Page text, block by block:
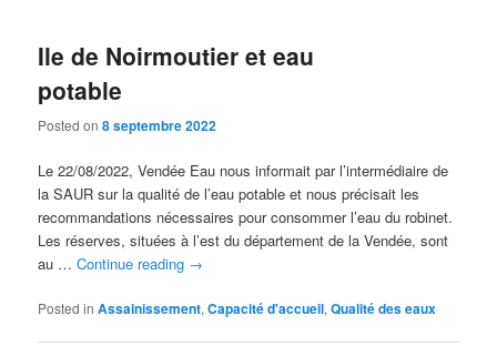
Ile de Noirmoutier et eau
potable
Posted on8 septembre 2022
Le 22/08/2022, Vendée Eau nous informait par l’intermédiaire de
la SAUR sur la qualité de l’eau potable et nous précisait les
recommandations nécessaires pour consommer l’eau du robinet.
Les réserves, situées à l’est du département de la Vendée, sont
au …Continue reading →
Posted in Assainissement,Capacité d'accueil,Qualité des eaux